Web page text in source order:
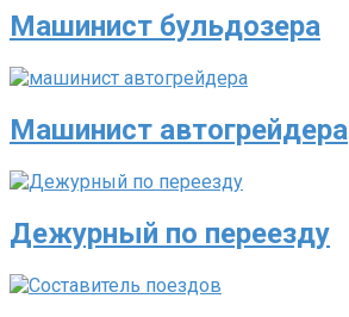
Машинист бульдозера
Машинист автогрейдера
Дежурный по переезду